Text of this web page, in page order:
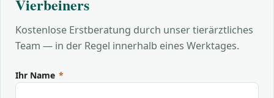
Vierbeiners
Kostenlose Erstberatung durch unser tierärztliches
Team — in der Regel innerhalb eines Werktages.
Ihr Name *